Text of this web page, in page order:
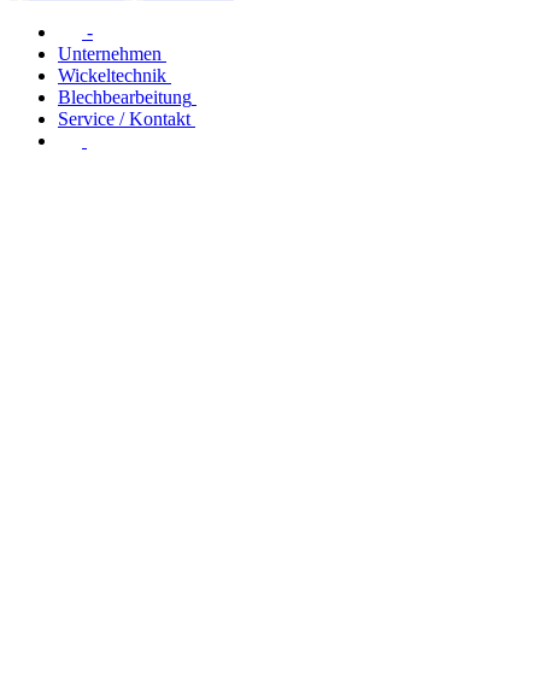
-
Unternehmen
Wickeltechnik
Blechbearbeitung
Service / Kontakt